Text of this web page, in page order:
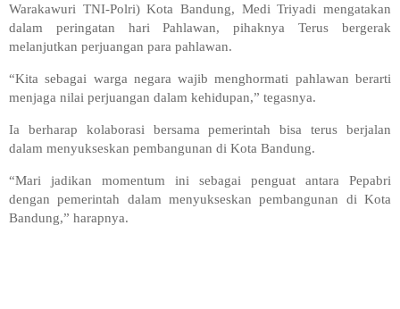
Warakawuri TNI-Polri) Kota Bandung, Medi Triyadi mengatakan
dalam peringatan hari Pahlawan, pihaknya Terus bergerak
melanjutkan perjuangan para pahlawan.
“Kita sebagai warga negara wajib menghormati pahlawan berarti
menjaga nilai perjuangan dalam kehidupan,” tegasnya.
Ia berharap kolaborasi bersama pemerintah bisa terus berjalan
dalam menyukseskan pembangunan di Kota Bandung.
“Mari jadikan momentum ini sebagai penguat antara Pepabri
dengan pemerintah dalam menyukseskan pembangunan di Kota
Bandung,” harapnya.